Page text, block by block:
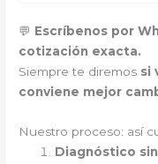
💬 Escríbenos por
cotización exacta.
Siempre te diremos si
conviene mejor
Nuestro proceso: así
Diagnóstico